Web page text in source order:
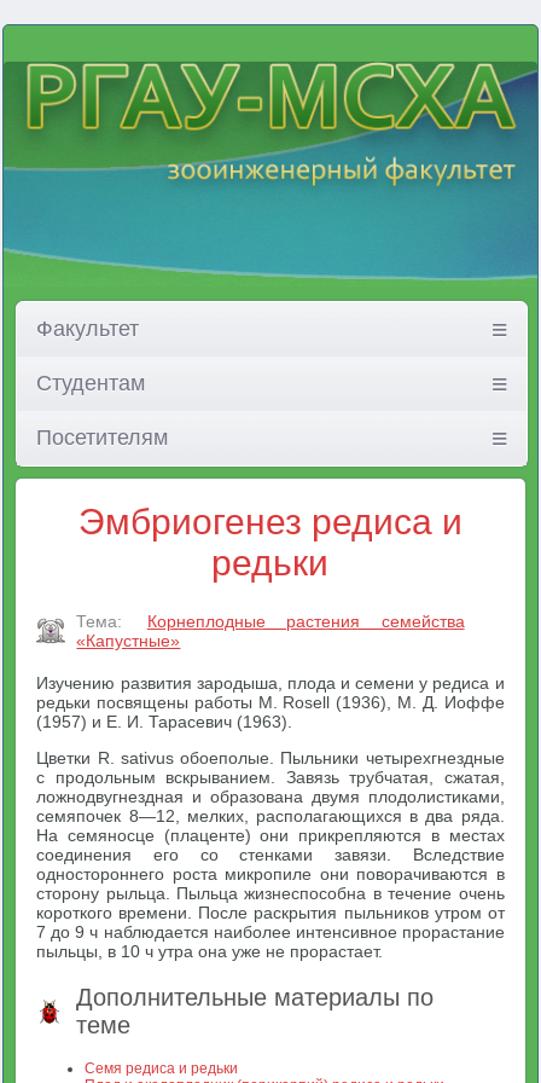
Факультет
Студентам
Посетителям
Эмбриогенез редиса и
редьки
Тема:
Корнеплодные растения семейства
«Капустные»
Изучению развития зародыша, плода и семени у редиса и
редьки посвящены работы М. Rosell (1936), М. Д. Иоффе
(1957) и Е. И. Тарасевич (1963).
Цветки R. sativus обоеполые. Пыльники четырехгнездные
с продольным вскрыванием. Завязь трубчатая, сжатая,
ложнодвугнездная и образована двумя плодолистиками,
семяпочек 8—12, мелких, располагающихся в два ряда.
На семяносце (плаценте) они прикрепляются в местах
соединения его со стенками завязи. Вследствие
одностороннего роста микропиле они поворачиваются в
сторону рыльца. Пыльца жизнеспособна в течение очень
короткого времени. После раскрытия пыльников утром от
7 до 9 ч наблюдается наиболее интенсивное прорастание
пыльцы, в 10 ч утра она уже не прорастает.
Дополнительные материалы по
теме
Семя редиса и редьки